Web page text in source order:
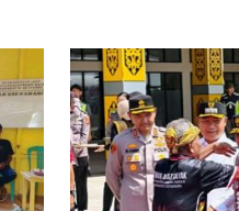
e
b
o
o
k
at
s
A
p
p
itt
er